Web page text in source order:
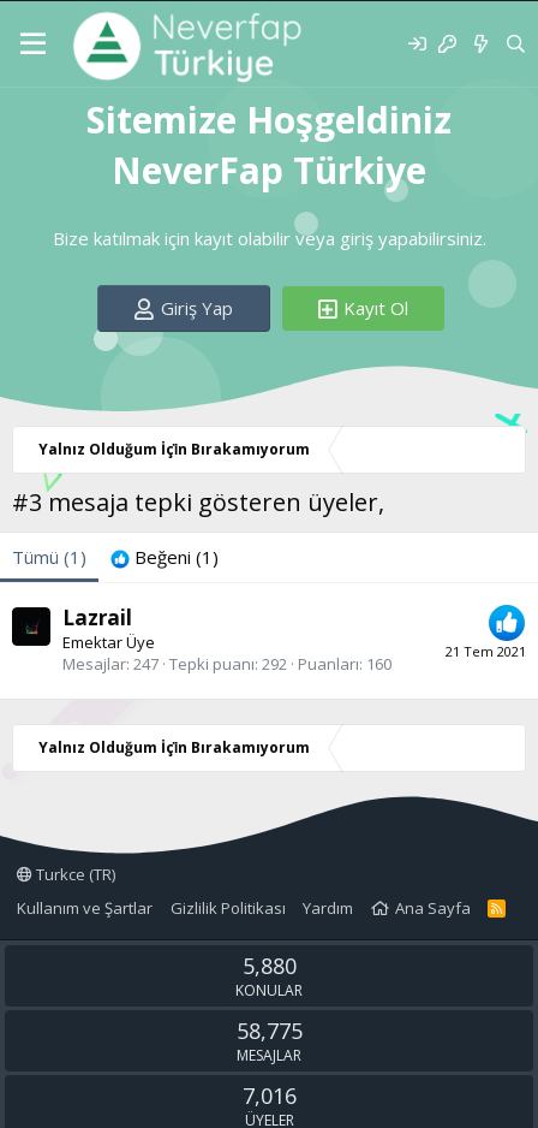
Sitemize Hoşgeldiniz
NeverFap Türkiye
Bize katılmak için kayıt olabilir veya giriş yapabilirsiniz.
Giriş Yap Kayıt Ol
Yalnız Olduğum İçi̇n Bırakamıyorum
#3 mesaja tepki gösteren üyeler,
Tümü (1) Beğeni (1)
21 Tem 2021
Lazrail
Emektar Üye
Mesajlar 247 Tepki puanı 292 Puanları 160
Yalnız Olduğum İçi̇n Bırakamıyorum
Turkce (TR)
Kullanım ve Şartlar
Gizlilik Politikası Yardım Ana Sayfa
R
S
5,880
KONULAR
58,775
MESAJLAR
7,016
ÜYELER